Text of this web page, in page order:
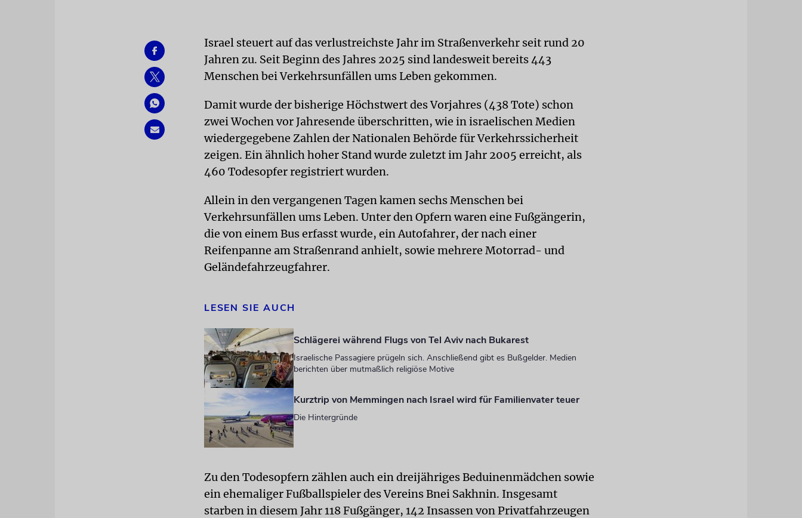
Israel steuert auf das verlustreichste Jahr im Straßenverkehr seit rund 20
Jahren zu. Seit Beginn des Jahres 2025 sind landesweit bereits 443
Menschen bei Verkehrsunfällen ums Leben gekommen.
Damit wurde der bisherige Höchstwert des Vorjahres (438 Tote) schon
zwei Wochen vor Jahresende überschritten, wie in israelischen Medien
wiedergegebene Zahlen der Nationalen Behörde für Verkehrssicherheit
zeigen. Ein ähnlich hoher Stand wurde zuletzt im Jahr 2005 erreicht, als
460 Todesopfer registriert wurden.
Allein in den vergangenen Tagen kamen sechs Menschen bei
Verkehrsunfällen ums Leben. Unter den Opfern waren eine Fußgängerin,
die von einem Bus erfasst wurde, ein Autofahrer, der nach einer
Reifenpanne am Straßenrand anhielt, sowie mehrere Motorrad- und
Geländefahrzeugfahrer.
LESEN SIE AUCH
Schlägerei während Flugs von Tel Aviv nach Bukarest
Israelische Passagiere prügeln sich. Anschließend gibt es Bußgelder. Medien
berichten über mutmaßlich religiöse Motive
Kurztrip von Memmingen nach Israel wird für Familienvater teuer
Die Hintergründe
Zu den Todesopfern zählen auch ein dreijähriges Beduinenmädchen sowie
ein ehemaliger Fußballspieler des Vereins Bnei Sakhnin. Insgesamt
starben in diesem Jahr 118 Fußgänger, 142 Insassen von Privatfahrzeugen